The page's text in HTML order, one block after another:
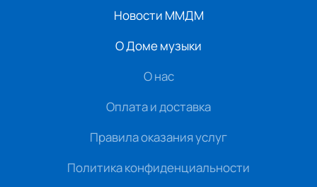
Новости ММДМ
О Доме музыки
О нас
Оплата и доставка
Правила оказания услуг
Политика конфиденциальности